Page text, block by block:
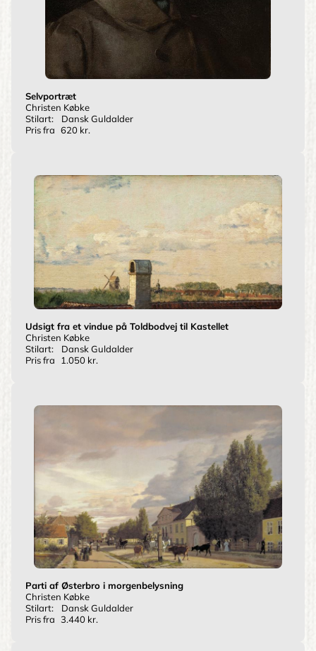
Selvportræt
Christen Købke
Stilart:
Dansk Guldalder
Pris fra 620 kr.
Udsigt fra et vindue på Toldbodvej til Kastellet
Christen Købke
Stilart:
Dansk Guldalder
Pris fra
1.050 kr.
Parti af Østerbro i morgenbelysning
Christen Købke
Stilart:
Dansk Guldalder
Pris fra 3.440 kr.